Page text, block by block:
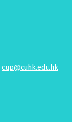
cup@cuhk.edu.hk